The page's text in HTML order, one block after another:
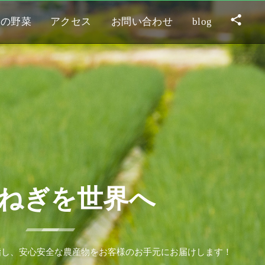
野菜 アクセス お問い合わせ blog
ぎを世界へ
し 、安心安全な農産物をお客様のお手元にお届け し ます ！